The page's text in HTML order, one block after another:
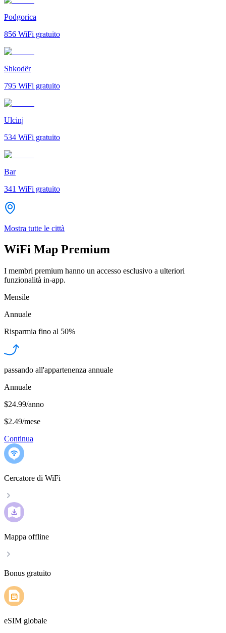
Podgorica
856 WiFi gratuito
Shkodër
795 WiFi gratuito
Ulcinj
534 WiFi gratuito
Bar
341 WiFi gratuito
Mostra tutte le città
WiFi Map Premium
I membri premium hanno un accesso esclusivo a ulteriori
funzionalità in-app.
Mensile
Annuale
Risparmia fino al 50%
passando all'appartenenza annuale
Annuale
$24.99/anno
$2.49/mese
Continua
Cercatore di WiFi
Mappa offline
Bonus gratuito
eSIM globale